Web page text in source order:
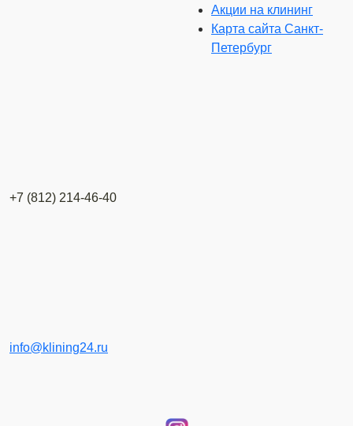
Акции на клининг
Карта сайта Санкт-
Петербург
+7 (812) 214-46-40
info@klining24.ru